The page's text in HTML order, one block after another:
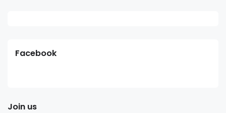
Facebook
Join us